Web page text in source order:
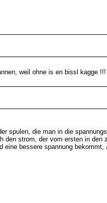
weil ohne is en bissl kagge !!!
spulen, die man in die
den strom, der vom ersten in den
eine bessere spannung bekommt,